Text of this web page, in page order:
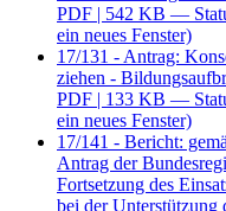
PDF | 542 KB —
ein neues Fenster)
17/131 - Antrag:
ziehen -
PDF | 133 KB —
ein neues Fenster)
17/141 - Bericht:
Antrag der
Fortsetzung des
bei der Unterstützung